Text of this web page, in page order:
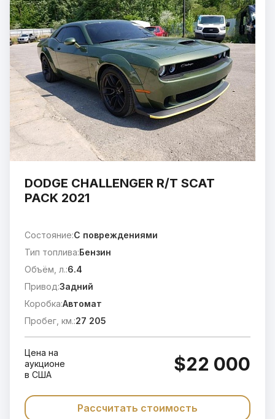
DODGE CHALLENGER R/T SCAT
PACK 2021
Состояние:C повреждениями
Тип топлива:Бензин
Объём, л.:6.4
Привод:Задний
Коробка:Автомат
Пробег, км.:27 205
Цена на
аукционе
в США
$22 000
Рассчитать стоимость